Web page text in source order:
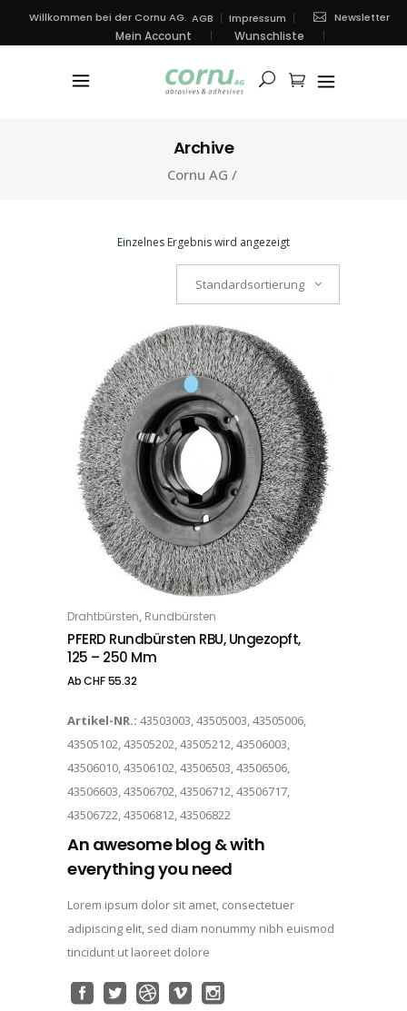
Willkommen bei der Cornu AG. AGB Impressum Newsletter
Mein Account Wunschliste
Archive
Cornu AG /
Einzelnes Ergebnis wird angezeigt
Standardsortierung
OPTIONS
Drahtbürsten, Rundbürsten
PFERD Rundbürsten RBU, Ungezopft,
125 – 250 Mm
AbCHF55.32
Artikel-NR.: 43503003, 43505003, 43505006,
43505102, 43505202, 43505212, 43506003,
43506010, 43506102, 43506503, 43506506,
43506603, 43506702, 43506712, 43506717,
43506722, 43506812, 43506822
An awesome blog & with
everything you need
Lorem ipsum dolor sit amet, consectetuer
adipiscing elit, sed diam nonummy nibh euismod
tincidunt ut laoreet dolore